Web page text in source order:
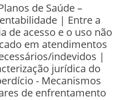
de Saúde –
| Entre a
de acesso e o uso não
em atendimentos
indevidos |
jurídica do
- Mecanismos
de enfrentamento